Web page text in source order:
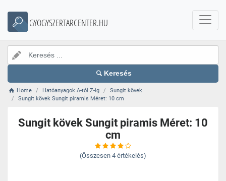
GYOGYSZERTARCENTER.HU
Keresés
Home Hatóanyagok A-tól Z-ig
Sungit kövek
Sungit kövek Sungit piramis Méret: 10 cm
Sungit kövek Sungit piramis Méret: 10
cm
(Összesen 4 értékelés)